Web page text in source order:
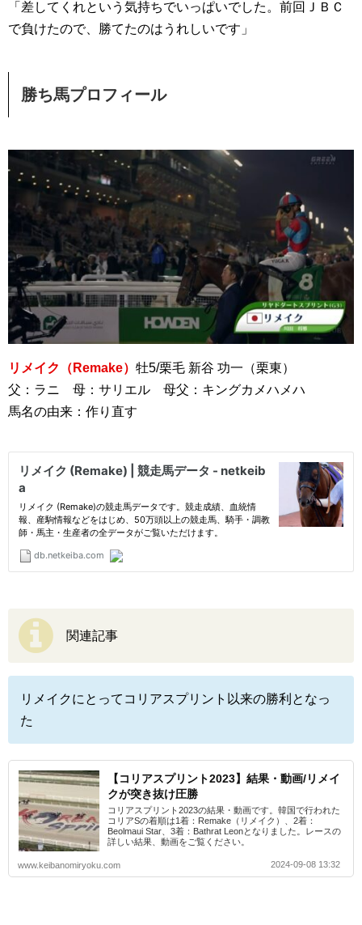
「差してくれという気持ちでいっぱいでした。前回ＪＢＣ
で負けたので、勝てたのはうれしいです」
勝ち馬プロフィール
リメイク（Remake） 牡5/栗毛 新谷 功一（栗東）
父：ラニ 母：サリエル 母父：キングカメハメハ
馬名の由来：作り直す
関連記事
リメイクにとってコリアスプリント以来の勝利となっ
た
【コリアスプリント2023】結果・動画/リメイ
クが突き抜け圧勝
コリアスプリント2023の結果・動画です。韓国で行われた
コリアSの着順は1着：Remake（リメイク）、2着：
Beolmaui Star、3着：Bathrat Leonとなりました。レースの
詳しい結果、動画をご覧ください。
www.keibanomiryoku.com 2024-09-08 13:32